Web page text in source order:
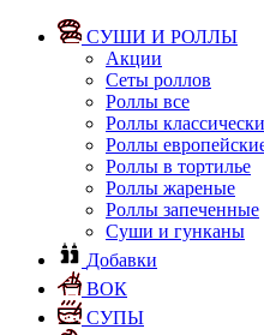
СУШИ И РОЛЛЫ
Акции
Сеты роллов
Роллы все
Роллы
Роллы
Роллы в тортилье
Роллы жареные
Роллы запеченные
Суши и гунканы
Добавки
ВОК
СУПЫ